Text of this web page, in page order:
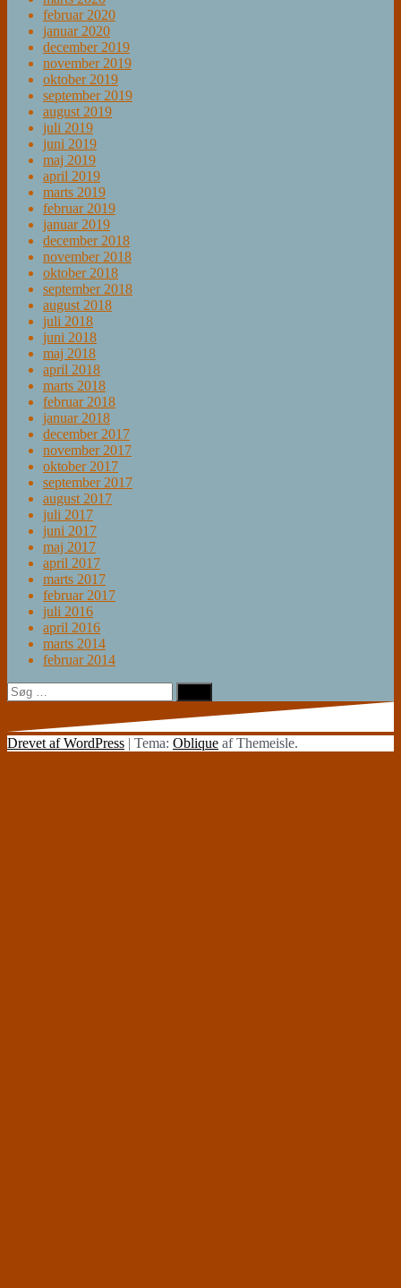
februar 2020
januar 2020
december 2019
november 2019
oktober 2019
september 2019
august 2019
juli 2019
juni 2019
maj 2019
april 2019
marts 2019
februar 2019
januar 2019
december 2018
november 2018
oktober 2018
september 2018
august 2018
juli 2018
juni 2018
maj 2018
april 2018
marts 2018
februar 2018
januar 2018
december 2017
november 2017
oktober 2017
september 2017
august 2017
juli 2017
juni 2017
maj 2017
april 2017
marts 2017
februar 2017
juli 2016
april 2016
marts 2014
februar 2014
Søg
efter:
Drevet af WordPress | Tema: Oblique af Themeisle.